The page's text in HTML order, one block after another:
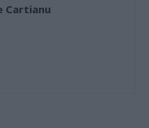
Cartianu